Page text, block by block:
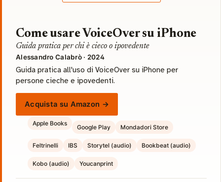
Come usare VoiceOver su iPhone
Guida pratica per chi è cieco o ipovedente
Alessandro Calabrò · 2024
Guida pratica all'uso di VoiceOver su iPhone per
persone cieche e ipovedenti.
Acquista su Amazon →
Apple Books
Google Play Mondadori Store
Feltrinelli IBS Storytel (audio) Bookbeat (audio)
Kobo (audio) Youcanprint